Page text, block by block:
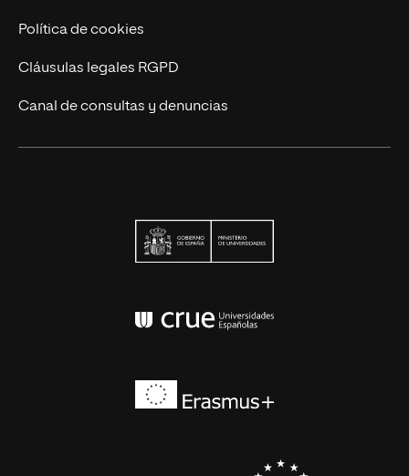
Política de cookies
Cláusulas legales RGPD
Canal de consultas y denuncias